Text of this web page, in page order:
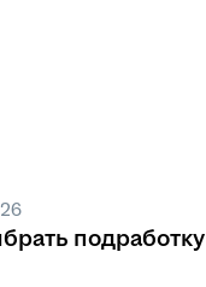
подработку